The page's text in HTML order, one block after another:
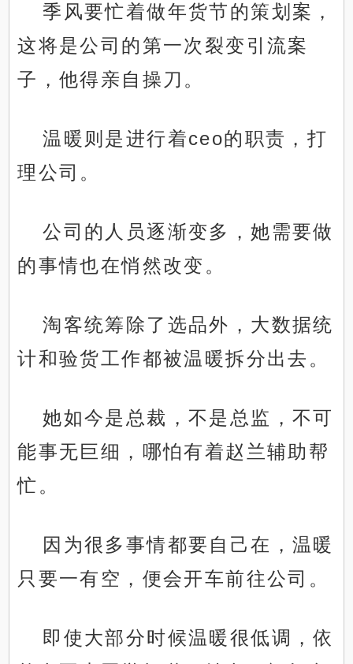
季风要忙着做年货节的策划案，
这将是公司的第一次裂变引流案
子，他得亲自操刀。
温暖则是进行着ceo的职责，打
理公司。
公司的人员逐渐变多，她需要做
的事情也在悄然改变。
淘客统筹除了选品外，大数据统
计和验货工作都被温暖拆分出去。
她如今是总裁，不是总监，不可
能事无巨细，哪怕有着赵兰辅助帮
忙。
因为很多事情都要自己在，温暖
只要一有空，便会开车前往公司。
即使大部分时候温暖很低调，依